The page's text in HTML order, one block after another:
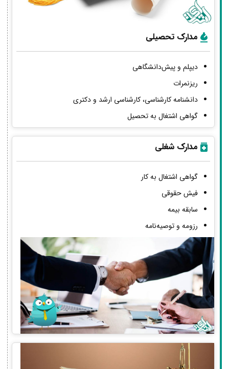
مدارک تحصیلی
دیپلم و پیش‌دانشگاهی
ریزنمرات
دانشنامه کارشناسی، کارشناسی ارشد و دکتری
گواهی اشتغال به تحصیل
مدارک شغلی
گواهی اشتغال به کار
فیش حقوقی
سابقه بیمه
رزومه و توصیه‌نامه